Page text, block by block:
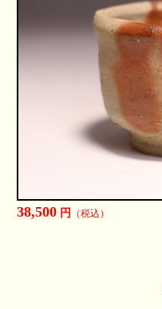
38,500 円
（税込）